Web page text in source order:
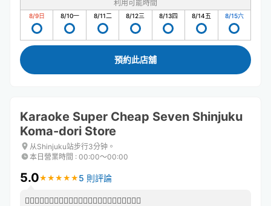
利用可能時間
8/9日 8/10一 8/11二 8/12三 8/13四 8/14五 8/15六
預約此店舖
Karaoke Super Cheap Seven Shinjuku
Koma-dori Store
从Shinjuku站步行3分钟。
本日營業時間 : 00:00〜00:00
5.0★ ★ ★ ★ ★
★ ★ ★ ★ ★ 5 則評論
👍🏻👍🏻👍🏻👍🏻👍🏻👍🏻👍🏻👍🏻👍🏻👍🏻👍🏻👍🏻